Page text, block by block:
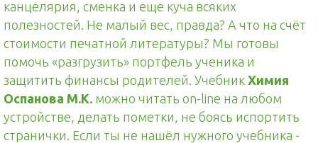
канцелярия, сменка и еще куча всяких
полезностей. Не малый вес, правда? А что на счёт
стоимости печатной литературы? Мы готовы
помочь «разгрузить» портфель ученика и
защитить финансы родителей. Учебник Химия
Оспанова М.К. можно читать on-line на любом
устройстве, делать пометки, не боясь испортить
странички. Если ты не нашёл нужного учебника -